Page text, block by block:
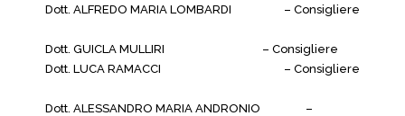
Dott. ALFREDO MARIA LOMBARDI
– Consigliere
Dott. GUICLA MULLIRI
– Consigliere
Dott. LUCA RAMACCI
– Consigliere
Dott. ALESSANDRO MARIA ANDRONIO
–